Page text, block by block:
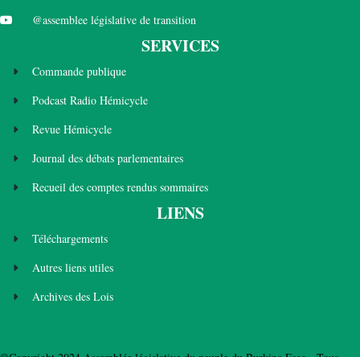
@assemblee législative de transition
SERVICES
Commande publique
Podcast Radio Hémicycle
Revue Hémicycle
Journal des débats parlementaires
Recueil des comptes rendus sommaires
LIENS
Téléchargements
Autres liens utiles
Archives des Lois